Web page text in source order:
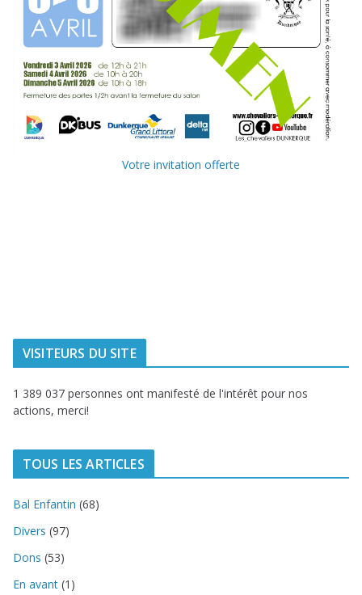
Votre invitation offerte
VISITEURS DU SITE
1 389 037 personnes ont manifesté de l'intérêt pour nos
actions, merci!
TOUS LES ARTICLES
Bal Enfantin (68)
Divers (97)
Dons (53)
En avant (1)